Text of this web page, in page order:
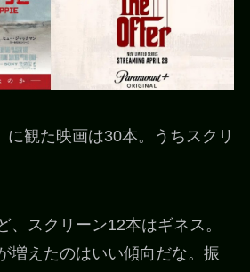
に観た映画は30本。うちスクリ
、スクリーン12本はギネス。
増えたのはいい傾向だな。振